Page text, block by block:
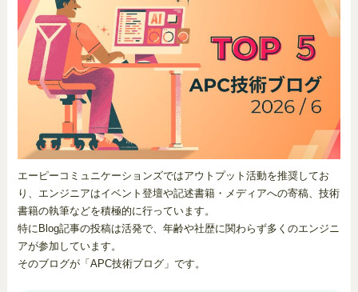
エーピーコミュニケーションズではアウトプット活動を推奨してお
り、エンジニアはイベント登壇や記述書籍・メディアへの寄稿、技術
書籍の執筆などを積極的に行っています。
特にBlog記事の投稿は活発で、年齢や社歴に関わらず多くのエンジニ
アが参加しています。
そのブログが「APC技術ブログ」です。